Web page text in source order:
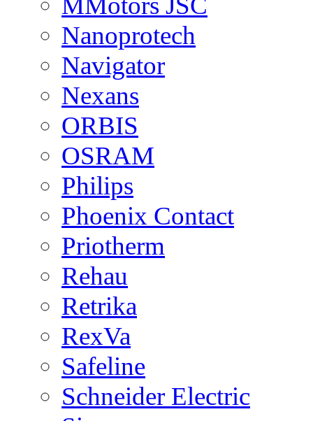
Nanoprotech
Navigator
Nexans
ORBIS
OSRAM
Philips
Phoenix Contact
Priotherm
Rehau
Retrika
RexVa
Safeline
Schneider Electric